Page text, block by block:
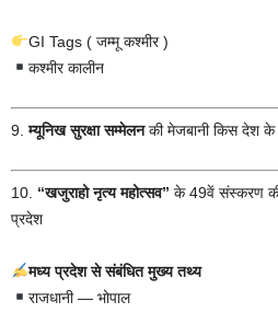
GI Tags ( जम्मू कश्मीर )
कश्मीर कालीन
9.म्यूनिख सुरक्षा सम्मेलनकी मेजबानी किस देश के
10. “खजुराहो नृत्य महोत्सव” के 49वें संस्करण
प्रदेश
मध्य प्रदेश से संबंधित मुख्य तथ्य
राजधानी — भोपाल